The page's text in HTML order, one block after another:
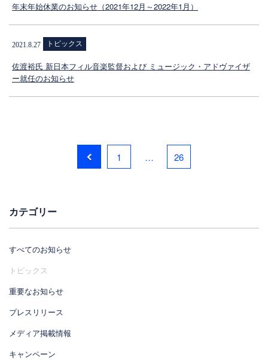
年末年始休業のお知らせ（2021年12月～2022年1月）
2021.8.27 トピックス
佐渡裕氏 新日本フィル音楽監督および ミュージック・アドヴァイザ
ー就任のお知らせ
1 … 26
カテゴリー
すべてのお知らせ
トピックス
重要なお知らせ
プレスリリース
メディア掲載情報
キャンペーン